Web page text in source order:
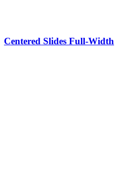
Centered Slides Full-Width